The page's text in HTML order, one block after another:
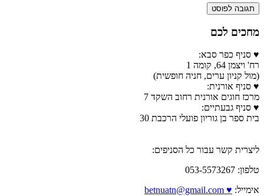
מחכים לכם
♥ סניף כפר סבא:
רח' ויצמן 64, קומה 1
(מול קניון ערים, חניה חופשית)
♥ סניף אורנית:
מרכז חוגים אורנית רחוב השקד 7
♥ סניף גבעתיים:
בית ספר בן גוריון פועלי הרכבת 30
ליצרית קשר עבור כל הסניפים:
טלפון: 053-5573267
אימייל: ♥ betnuatn@gmail.com